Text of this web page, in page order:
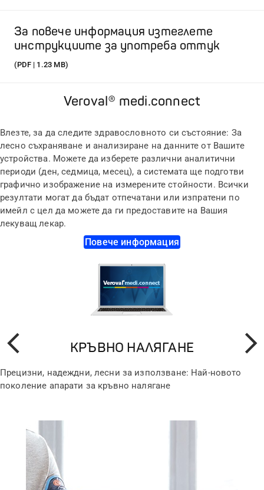
За повече информация изтеглете
инструкциите за употреба оттук
(PDF | 1.23 MB)
Veroval® medi.connect
Влезте, за да следите здравословното си състояние: За
лесно съхраняване и анализиране на данните от Вашите
устройства. Можете да изберете различни аналитични
периоди (ден, седмица, месец), а системата ще подготви
графично изображение на измерените стойности. Всички
резултати могат да бъдат отпечатани или изпратени по
имейл с цел да можете да ги предоставите на Вашия
лекуващ лекар.
Повече информация
Назад КРЪВНО НАЛЯГАНЕ
Прецизни, надеждни, лесни за използване: Най-новото
поколение апарати за кръвно налягане